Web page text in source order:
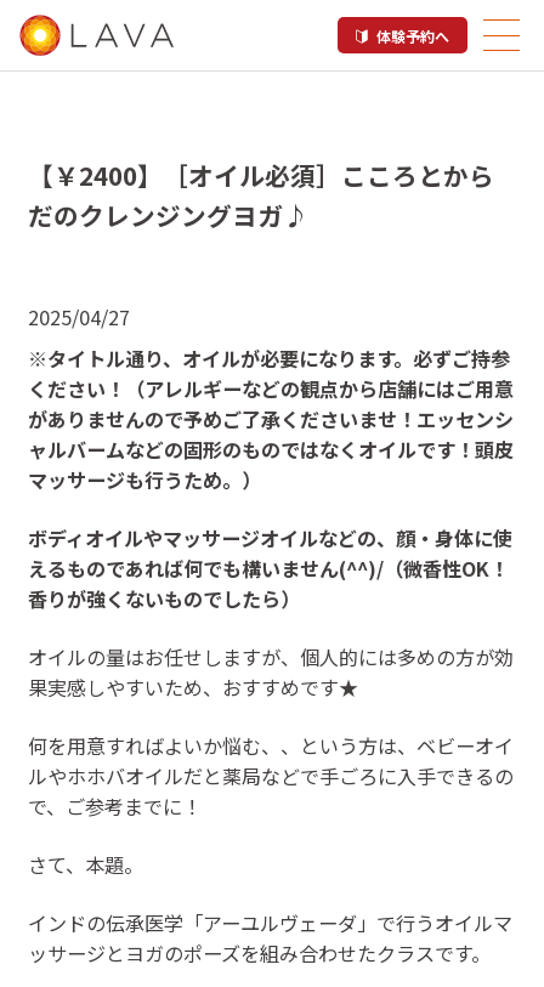
体験予約へ
【￥2400】［オイル必須］こころとから
だのクレンジングヨガ♪
2025/04/27
※タイトル通り、オイルが必要になります。必ずご持参
ください！（アレルギーなどの観点から店舗にはご用意
がありませんので予めご了承くださいませ！エッセンシ
ャルバームなどの固形のものではなくオイルです！頭皮
マッサージも行うため。）
ボディオイルやマッサージオイルなどの、顔・身体に使
えるものであれば何でも構いません(^^)/（微香性OK！
香りが強くないものでしたら）
オイルの量はお任せしますが、個人的には多めの方が効
果実感しやすいため、おすすめです★
何を用意すればよいか悩む、、という方は、ベビーオイ
ルやホホバオイルだと薬局などで手ごろに入手できるの
で、ご参考までに！
さて、本題。
インドの伝承医学「アーユルヴェーダ」で行うオイルマ
ッサージとヨガのポーズを組み合わせたクラスです。